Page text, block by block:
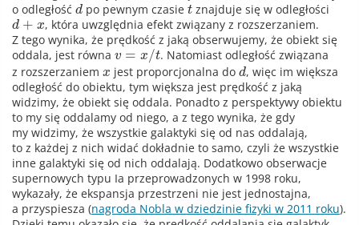
o odległość d po pewnym czasiet znajduje się w odległości
d + x, która uwzględnia efekt związany z rozszerzaniem.
Z tego wynika, że prędkość z jaką obserwujemy, że obiekt się
oddala, jest równa v = x/t. Natomiast odległość związana
z rozszerzaniem x jest proporcjonalna dod, więc im większa
odległość do obiektu, tym większa jest prędkość z jaką
widzimy, że obiekt się oddala. Ponadto z perspektywy obiektu
to my się oddalamy od niego, a z tego wynika, że gdy
my widzimy, że wszystkie galaktyki się od nas oddalają,
to z każdej z nich widać dokładnie to samo, czyli że wszystkie
inne galaktyki się od nich oddalają. Dodatkowo obserwacje
supernowych typu Ia przeprowadzonych w 1998 roku,
wykazały, że ekspansja przestrzeni nie jest jednostajna,
a przyspiesza (nagroda Nobla w dziedzinie fizyki w 2011 roku).